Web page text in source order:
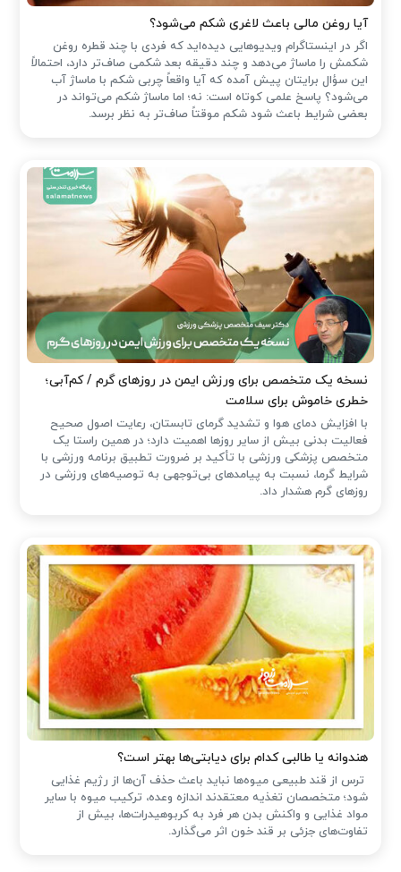
آیا روغن مالی باعث لاغری شکم می‌شود؟
اگر در اینستاگرام ویدیوهایی دیده‌اید که فردی با چند قطره روغن
شکمش را ماساژ می‌دهد و چند دقیقه بعد شکمی صاف‌تر دارد، احتمالاً
این سؤال برایتان پیش آمده که آیا واقعاً چربی شکم با ماساژ آب
می‌شود؟ پاسخ علمی کوتاه است: نه؛ اما ماساژ شکم می‌تواند در
بعضی شرایط باعث شود شکم موقتاً صاف‌تر به نظر برسد.
نسخه یک متخصص برای ورزش ایمن در روزهای گرم / کم‌آبی؛
خطری خاموش برای سلامت
با افزایش دمای هوا و تشدید گرمای تابستان، رعایت اصول صحیح
فعالیت بدنی بیش از سایر روزها اهمیت دارد؛ در همین راستا یک
متخصص پزشکی ورزشی با تأکید بر ضرورت تطبیق برنامه ورزشی با
شرایط گرما، نسبت به پیامدهای بی‌توجهی به توصیه‌های ورزشی در
روزهای گرم هشدار داد.
هندوانه یا طالبی کدام برای دیابتی‌ها بهتر است؟
ترس از قند طبیعی میوه‌ها نباید باعث حذف آن‌ها از رژیم غذایی
شود؛ متخصصان تغذیه معتقدند اندازه وعده، ترکیب میوه با سایر
مواد غذایی و واکنش بدن هر فرد به کربوهیدرات‌ها، بیش از
تفاوت‌های جزئی بر قند خون اثر می‌گذارد.